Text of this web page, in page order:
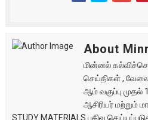
About
மின்னல்
செய்திகள் , வேலை
ஆம் வகுப்பு முதல்
ஆசிரியர்
STUDY MATERIALS பதிவு